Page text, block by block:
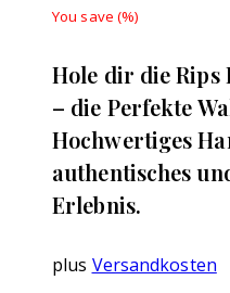
You save (%)
Hole dir die Rips
– die Perfekte
Hochwertiges
authentisches
Erlebnis.
plus Versandkosten